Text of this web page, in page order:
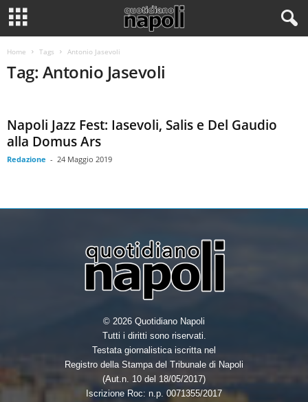
Home Tags Antonio Jasevoli
Tag: Antonio Jasevoli
Napoli Jazz Fest: Iasevoli, Salis e Del Gaudio
alla Domus Ars
Redazione - 24 Maggio 2019
© 2026 Quotidiano Napoli
Tutti i diritti sono riservati.
Testata giornalistica iscritta nel
Registro della Stampa del Tribunale di Napoli
(Aut.n. 10 del 18/05/2017)
Iscrizione Roc: n.p. 0071355/2017